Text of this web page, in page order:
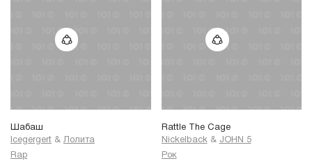
Шабаш
Icegergert & Лолита
Rap
Rattle The Cage
Nickelback & JOHN 5
Рок